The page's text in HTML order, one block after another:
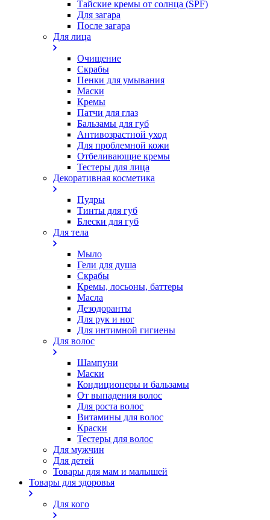
Тайские кремы от солнца (SPF)
Для загара
После загара
Для лица
Очищение
Скрабы
Пенки для умывания
Маски
Кремы
Патчи для глаз
Бальзамы для губ
Антивозрастной уход
Для проблемной кожи
Oтбеливающие кремы
Тестеры для лица
Декоративная косметика
Пудры
Тинты для губ
Блески для губ
Для тела
Мыло
Гели для душа
Скрабы
Кремы, лосьоны, баттеры
Масла
Дезодоранты
Для рук и ног
Для интимной гигиены
Для волос
Шампуни
Маски
Кондиционеры и бальзамы
От выпадения волос
Для роста волос
Витамины для волос
Краски
Тестеры для волос
Для мужчин
Для детей
Товары для мам и малышей
Товары для здоровья
Для кого